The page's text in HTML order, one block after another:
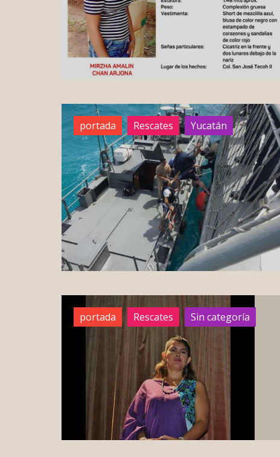
portada Rescates Yucatán
portada Rescates Sin categoría